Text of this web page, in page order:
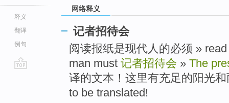
释义
翻译
例句
网络释义
记者招待会
阅读报纸是现代人的必须 »
man must 记者招待会 » The
译的文本！这里有充足的阳光
to be translated!